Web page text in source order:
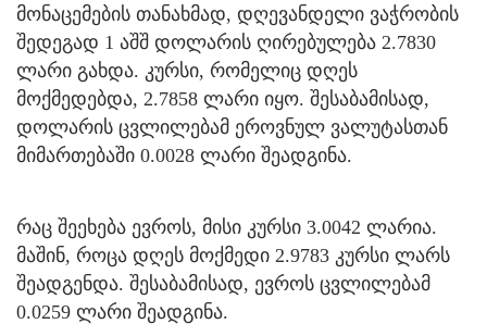
მონაცემების თანახმად, დღევანდელი ვაჭრობის
შედეგად 1 აშშ დოლარის ღირებულება 2.7830
ლარი გახდა. კურსი, რომელიც დღეს
მოქმედებდა, 2.7858 ლარი იყო. შესაბამისად,
დოლარის ცვლილებამ ეროვნულ ვალუტასთან
მიმართებაში 0.0028 ლარი შეადგინა.
რაც შეეხება ევროს, მისი კურსი 3.0042 ლარია.
მაშინ, როცა დღეს მოქმედი 2.9783 კურსი ლარს
შეადგენდა. შესაბამისად, ევროს ცვლილებამ
0.0259 ლარი შეადგინა.